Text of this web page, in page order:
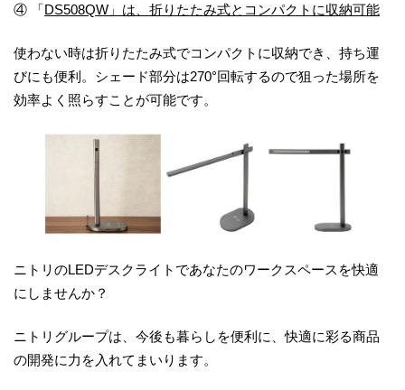
④ 「DS508QW」は、折りたたみ式とコンパクトに収納可能
使わない時は折りたたみ式でコンパクトに収納でき、持ち運
びにも便利。シェード部分は270°回転するので狙った場所を
効率よく照らすことが可能です。
ニトリのLEDデスクライトであなたのワークスペースを快適
にしませんか？
ニトリグループは、今後も暮らしを便利に、快適に彩る商品
の開発に⼒を⼊れてまいります。